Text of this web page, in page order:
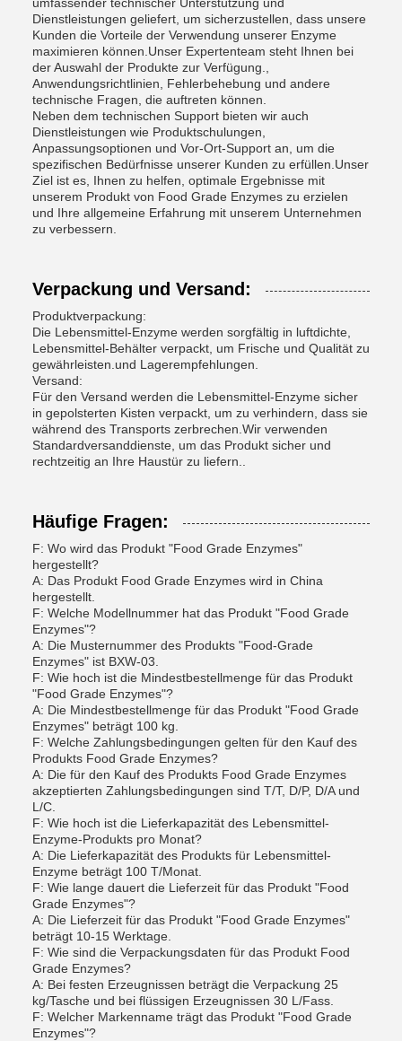
Dienstleistungen geliefert, um sicherzustellen, dass unsere
Kunden die Vorteile der Verwendung unserer Enzyme
maximieren können.Unser Expertenteam steht Ihnen bei
der Auswahl der Produkte zur Verfügung.,
Anwendungsrichtlinien, Fehlerbehebung und andere
technische Fragen, die auftreten können.
Neben dem technischen Support bieten wir auch
Dienstleistungen wie Produktschulungen,
Anpassungsoptionen und Vor-Ort-Support an, um die
spezifischen Bedürfnisse unserer Kunden zu erfüllen.Unser
Ziel ist es, Ihnen zu helfen, optimale Ergebnisse mit
unserem Produkt von Food Grade Enzymes zu erzielen
und Ihre allgemeine Erfahrung mit unserem Unternehmen
zu verbessern.
Verpackung und Versand:
Produktverpackung:
Die Lebensmittel-Enzyme werden sorgfältig in luftdichte,
Lebensmittel-Behälter verpackt, um Frische und Qualität zu
gewährleisten.und Lagerempfehlungen.
Versand:
Für den Versand werden die Lebensmittel-Enzyme sicher
in gepolsterten Kisten verpackt, um zu verhindern, dass sie
während des Transports zerbrechen.Wir verwenden
Standardversanddienste, um das Produkt sicher und
rechtzeitig an Ihre Haustür zu liefern..
Häufige Fragen:
F: Wo wird das Produkt "Food Grade Enzymes"
hergestellt?
A: Das Produkt Food Grade Enzymes wird in China
hergestellt.
F: Welche Modellnummer hat das Produkt "Food Grade
Enzymes"?
A: Die Musternummer des Produkts "Food-Grade
Enzymes" ist BXW-03.
F: Wie hoch ist die Mindestbestellmenge für das Produkt
"Food Grade Enzymes"?
A: Die Mindestbestellmenge für das Produkt "Food Grade
Enzymes" beträgt 100 kg.
F: Welche Zahlungsbedingungen gelten für den Kauf des
Produkts Food Grade Enzymes?
A: Die für den Kauf des Produkts Food Grade Enzymes
akzeptierten Zahlungsbedingungen sind T/T, D/P, D/A und
L/C.
F: Wie hoch ist die Lieferkapazität des Lebensmittel-
Enzyme-Produkts pro Monat?
A: Die Lieferkapazität des Produkts für Lebensmittel-
Enzyme beträgt 100 T/Monat.
F: Wie lange dauert die Lieferzeit für das Produkt "Food
Grade Enzymes"?
A: Die Lieferzeit für das Produkt "Food Grade Enzymes"
beträgt 10-15 Werktage.
F: Wie sind die Verpackungsdaten für das Produkt Food
Grade Enzymes?
A: Bei festen Erzeugnissen beträgt die Verpackung 25
kg/Tasche und bei flüssigen Erzeugnissen 30 L/Fass.
F: Welcher Markenname trägt das Produkt "Food Grade
Enzymes"?